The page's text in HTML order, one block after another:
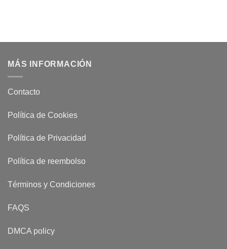
MÁS INFORMACIÓN
Contacto
Política de Cookies
Política de Privacidad
Política de reembolso
Términos y Condiciones
FAQS
DMCA policy